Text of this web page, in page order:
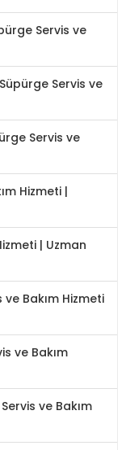
Servis ve
Servis ve
Servis ve
Hizmeti |
| Uzman
Bakım Hizmeti
ve Bakım
ve Bakım